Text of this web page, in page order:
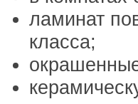
ламинат
класса;